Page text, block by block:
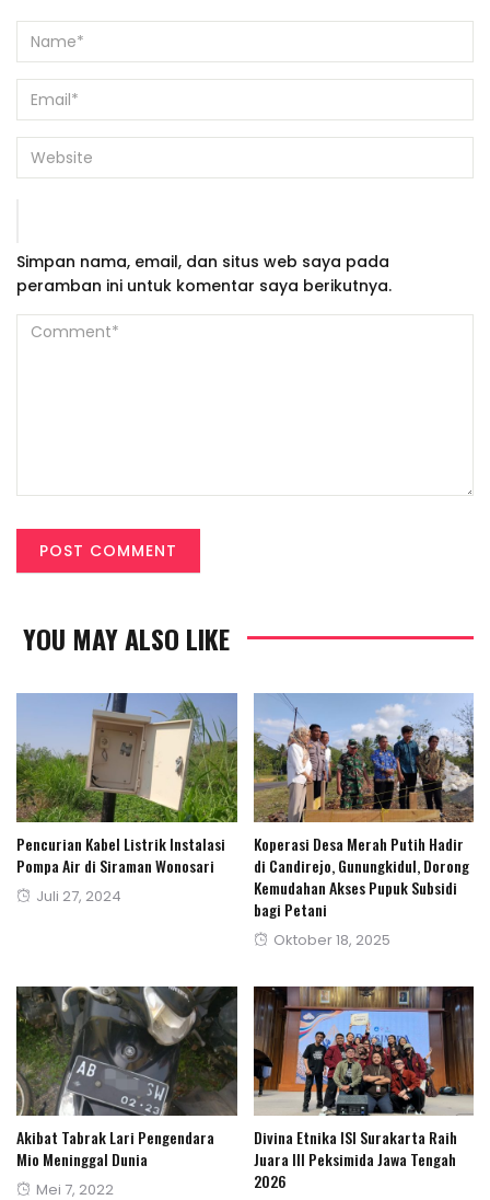
Simpan nama, email, dan situs web saya pada
peramban ini untuk komentar saya berikutnya.
YOU MAY ALSO LIKE
Pencurian Kabel Listrik Instalasi
Pompa Air di Siraman Wonosari
Posted
Juli 27, 2024
Koperasi Desa Merah Putih Hadir
di Candirejo, Gunungkidul, Dorong
Kemudahan Akses Pupuk Subsidi
bagi Petani
Posted
Oktober 18, 2025
Akibat Tabrak Lari Pengendara
Mio Meninggal Dunia
Posted
Mei 7, 2022
Divina Etnika ISI Surakarta Raih
Juara III Peksimida Jawa Tengah
2026